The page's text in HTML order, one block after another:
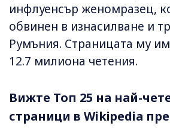
инфлуенсър женомразец,
обвинен в изнасилване и
Румъния. Страницата му
12.7 милиона четения.
Вижте Топ 25 на най-
страници в Wikipedia